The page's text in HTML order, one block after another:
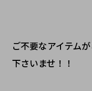
ご不要なアイテム
下さいませ！！